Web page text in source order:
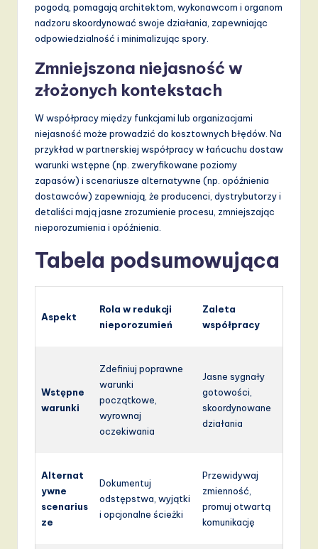
pogodą, pomagają architektom, wykonawcom i organom
nadzoru skoordynować swoje działania, zapewniając
odpowiedzialność i minimalizując spory.
Zmniejszona niejasność w
złożonych kontekstach
W współpracy między funkcjami lub organizacjami
niejasność może prowadzić do kosztownych błędów. Na
przykład w partnerskiej współpracy w łańcuchu dostaw
warunki wstępne (np. zweryfikowane poziomy
zapasów) i scenariusze alternatywne (np. opóźnienia
dostawców) zapewniają, że producenci, dystrybutorzy i
detaliści mają jasne zrozumienie procesu, zmniejszając
nieporozumienia i opóźnienia.
Tabela podsumowująca
Aspekt
Rola w redukcji
nieporozumień
Zaleta
współpracy
Wstępne
warunki
Zdefiniuj poprawne
warunki
początkowe,
wyrownaj
oczekiwania
Jasne sygnały
gotowości,
skoordynowane
działania
Alternat
ywne
scenarius
ze
Dokumentuj
odstępstwa, wyjątki
i opcjonalne ścieżki
Przewidywaj
zmienność,
promuj otwartą
komunikację